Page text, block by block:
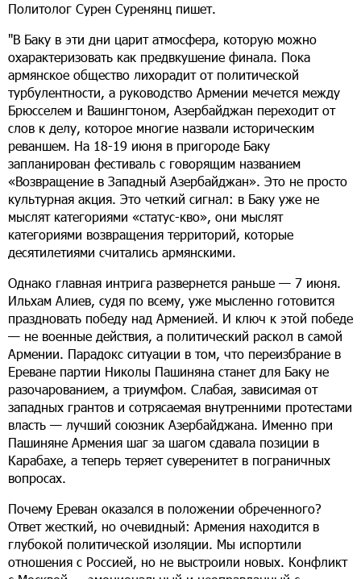
Политолог Сурен Суренянц пишет.
"В Баку в эти дни царит атмосфера, которую можно
охарактеризовать как предвкушение финала. Пока
армянское общество лихорадит от политической
турбулентности, а руководство Армении мечется между
Брюсселем и Вашингтоном, Азербайджан переходит от
слов к делу, которое многие назвали историческим
реваншем. На 18-19 июня в пригороде Баку
запланирован фестиваль с говорящим названием
«Возвращение в Западный Азербайджан». Это не просто
культурная акция. Это четкий сигнал: в Баку уже не
мыслят категориями «статус-кво», они мыслят
категориями возвращения территорий, которые
десятилетиями считались армянскими.
Однако главная интрига развернется раньше — 7 июня.
Ильхам Алиев, судя по всему, уже мысленно готовится
праздновать победу над Арменией. И ключ к этой победе
— не военные действия, а политический раскол в самой
Армении. Парадокс ситуации в том, что переизбрание в
Ереване партии Николы Пашиняна станет для Баку не
разочарованием, а триумфом. Слабая, зависимая от
западных грантов и сотрясаемая внутренними протестами
власть — лучший союзник Азербайджана. Именно при
Пашиняне Армения шаг за шагом сдавала позиции в
Карабахе, а теперь теряет суверенитет в пограничных
вопросах.
Почему Ереван оказался в положении обреченного?
Ответ жесткий, но очевидный: Армения находится в
глубокой политической изоляции. Мы испортили
отношения с Россией, но не выстроили новых. Конфликт